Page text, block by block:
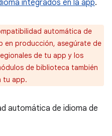
integrados en la app.
automática de
en producción, asegúrate de
de tu app y los
de biblioteca también
tu app.
automática de idioma de